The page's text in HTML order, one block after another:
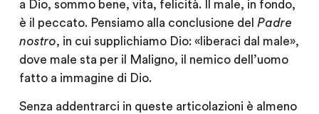
a Dio, sommo bene, vita, felicità. Il male, in fondo,
è il peccato. Pensiamo alla conclusione del Padre
nostro, in cui supplichiamo Dio: «liberaci dal male»,
dove male sta per il Maligno, il nemico dell’uomo
fatto a immagine di Dio.
Senza addentrarci in queste articolazioni è almeno